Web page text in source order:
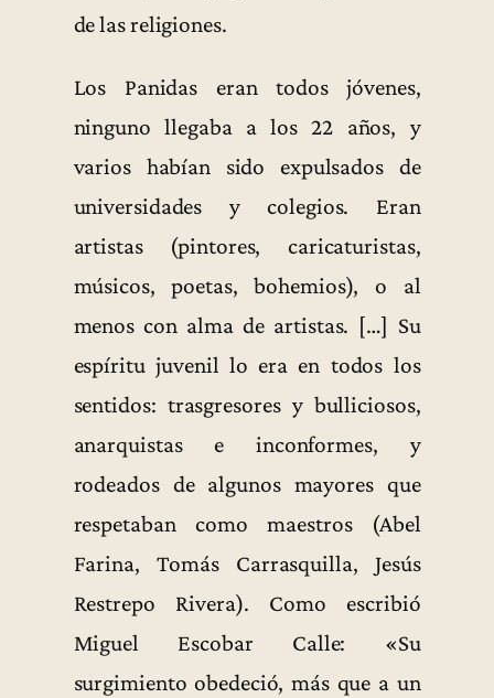
de las religiones.
Los Panidas eran todos jóvenes,
ninguno llegaba a los 22 años, y
varios habían sido expulsados de
universidades y colegios. Eran
artistas (pintores, caricaturistas,
músicos, poetas, bohemios), o al
menos con alma de artistas. […] Su
espíritu juvenil lo era en todos los
sentidos: trasgresores y bulliciosos,
anarquistas e inconformes, y
rodeados de algunos mayores que
respetaban como maestros (Abel
Farina, Tomás Carrasquilla, Jesús
Restrepo Rivera). Como escribió
Miguel Escobar Calle: «Su
surgimiento obedeció, más que a un